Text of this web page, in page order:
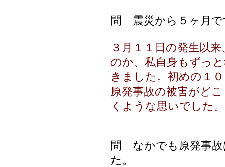
問 震災から５ヶ月で
３月１１日の発生以
のか、私自身もずっ
きました。初めの１
原発事故の被害がど
くような思いでした。
問 なかでも原発事故
た。